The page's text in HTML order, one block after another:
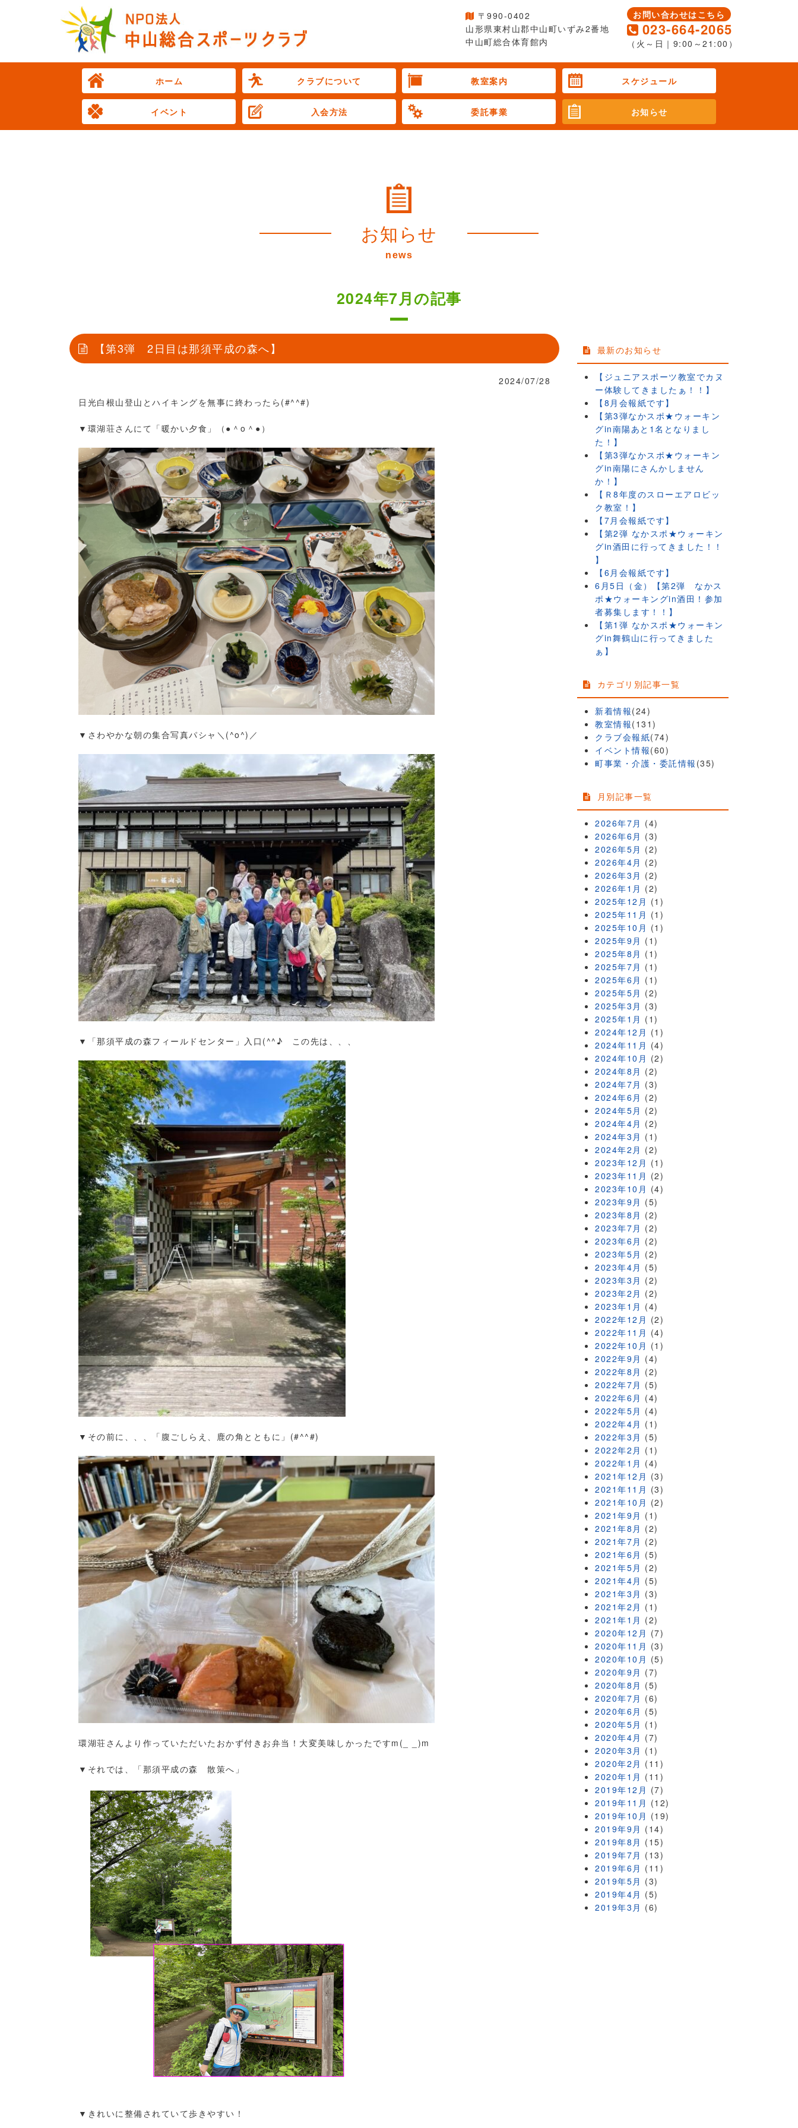
〒990-0402
山形県東村山郡中山町いずみ2番地
中山町総合体育館内
お問い合わせはこちら
023-664-2065
（火～日｜9:00～21:00）
ホーム クラブについて 教室案内 スケジュール
イベント 入会方法 委託事業 お知らせ
お知らせ
news
2024年7月の記事
【第3弾 2日目は那須平成の森へ】
2024/07/28
日光白根山登山とハイキングを無事に終わったら(#^^#)
▼環湖荘さんにて「暖かい夕食」（●＾o＾●）
▼さわやかな朝の集合写真パシャ＼(^o^)／
▼「那須平成の森フィールドセンター」入口(^^♪ この先は、、、
▼その前に、、、「腹ごしらえ、鹿の角とともに」(#^^#)
環湖荘さんより作っていただいたおかず付きお弁当！大変美味しかったですm(_ _)m
▼それでは、「那須平成の森 散策へ」
▼きれいに整備されていて歩きやすい！
最新のお知らせ
【ジュニアスポーツ教室でカヌ
ー体験してきましたぁ！！】
【8月会報紙です】
【第3弾なかスポ★ウォーキン
グin南陽あと1名となりまし
た！】
【第3弾なかスポ★ウォーキン
グin南陽にさんかしません
か！】
【Ｒ8年度のスローエアロビッ
ク教室！】
【7月会報紙です】
【第2弾 なかスポ★ウォーキン
グin酒田に行ってきました！！
】
【6月会報紙です】
6月5日（金）【第2弾 なかス
ポ★ウォーキングin酒田！参加
者募集します！！】
【第1弾 なかスポ★ウォーキン
グin舞鶴山に行ってきました
ぁ】
カテゴリ別記事一覧
新着情報(24)
教室情報(131)
クラブ会報紙(74)
イベント情報(60)
町事業・介護・委託情報 (35)
月別記事一覧
2026年7月 (4)
2026年6月 (3)
2026年5月 (2)
2026年4月 (2)
2026年3月 (2)
2026年1月 (2)
2025年12月 (1)
2025年11月 (1)
2025年10月 (1)
2025年9月 (1)
2025年8月 (1)
2025年7月 (1)
2025年6月 (1)
2025年5月 (2)
2025年3月 (3)
2025年1月 (1)
2024年12月 (1)
2024年11月 (4)
2024年10月 (2)
2024年8月 (2)
2024年7月 (3)
2024年6月 (2)
2024年5月 (2)
2024年4月 (2)
2024年3月 (1)
2024年2月 (2)
2023年12月 (1)
2023年11月 (2)
2023年10月 (4)
2023年9月 (5)
2023年8月 (2)
2023年7月 (2)
2023年6月 (2)
2023年5月 (2)
2023年4月 (5)
2023年3月 (2)
2023年2月 (2)
2023年1月 (4)
2022年12月 (2)
2022年11月 (4)
2022年10月 (1)
2022年9月 (4)
2022年8月 (2)
2022年7月 (5)
2022年6月 (4)
2022年5月 (4)
2022年4月 (1)
2022年3月 (5)
2022年2月 (1)
2022年1月 (4)
2021年12月 (3)
2021年11月 (3)
2021年10月 (2)
2021年9月 (1)
2021年8月 (2)
2021年7月 (2)
2021年6月 (5)
2021年5月 (2)
2021年4月 (5)
2021年3月 (3)
2021年2月 (1)
2021年1月 (2)
2020年12月 (7)
2020年11月 (3)
2020年10月 (5)
2020年9月 (7)
2020年8月 (5)
2020年7月 (6)
2020年6月 (5)
2020年5月 (1)
2020年4月 (7)
2020年3月 (1)
2020年2月 (11)
2020年1月 (11)
2019年12月 (7)
2019年11月 (12)
2019年10月 (19)
2019年9月 (14)
2019年8月 (15)
2019年7月 (13)
2019年6月 (11)
2019年5月 (3)
2019年4月 (5)
2019年3月 (6)